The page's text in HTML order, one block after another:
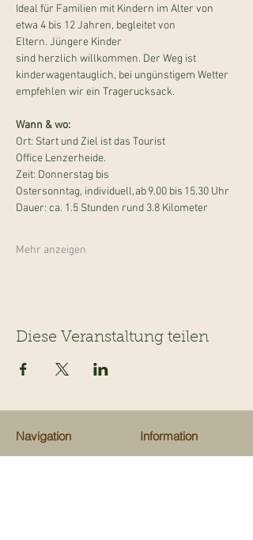
Ideal für Familien mit Kindern im Alter von
etwa 4 bis 12 Jahren, begleitet von
Eltern. Jüngere Kinder
sind herzlich willkommen. Der Weg ist
kinderwagentauglich, bei ungünstigem Wetter
empfehlen wir ein Tragerucksack.
Wann & wo:
Ort: Start und Ziel ist das Tourist
Office Lenzerheide.
Zeit: Donnerstag bis
Ostersonntag, individuell, ab 9.00 bis 15.30 Uhr
Dauer: ca. 1.5 Stunden rund 3.8 Kilometer
Mehr anzeigen
Diese Veranstaltung teilen
Navigation Information